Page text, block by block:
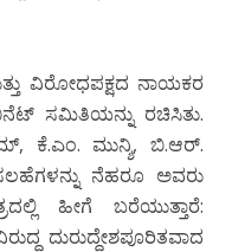
ವಿರೋಧಪಕ್ಷದ ನಾಯಕರ
ಸಮಿತಿಯನ್ನು ರಚಿಸಿತು.
ಕೆ.ಎಂ. ಮುನ್ಶಿ, ಬಿ.ಆರ್.
ನೆಹರೂ ಅವರು
ಹೀಗೆ ಬರೆಯುತ್ತಾರೆ:
ದುರುದ್ದೇಶಪೂರಿತವಾದ